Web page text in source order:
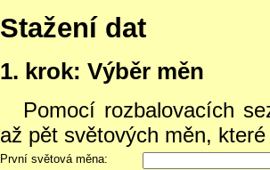
Stažení dat
1. krok: Výběr měn
Pomocí rozbalovacích
až pět světových měn,
První světová měna: